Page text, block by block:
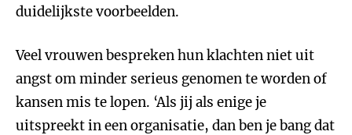
duidelijkste voorbeelden.
Veel vrouwen bespreken hun klachten niet uit
angst om minder serieus genomen te worden of
kansen mis te lopen. ‘Als jij als enige je
uitspreekt in een organisatie, dan ben je bang dat